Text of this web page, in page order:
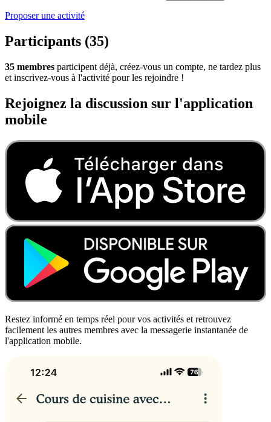
Proposer une activité
Participants (35)
35 membres participent déjà, créez-vous un compte, ne tardez plus
et inscrivez-vous à l'activité pour les rejoindre !
Rejoignez la discussion sur l'application
mobile
Restez informé en temps réel pour vos activités et retrouvez
facilement les autres membres avec la messagerie instantanée de
l'application mobile.